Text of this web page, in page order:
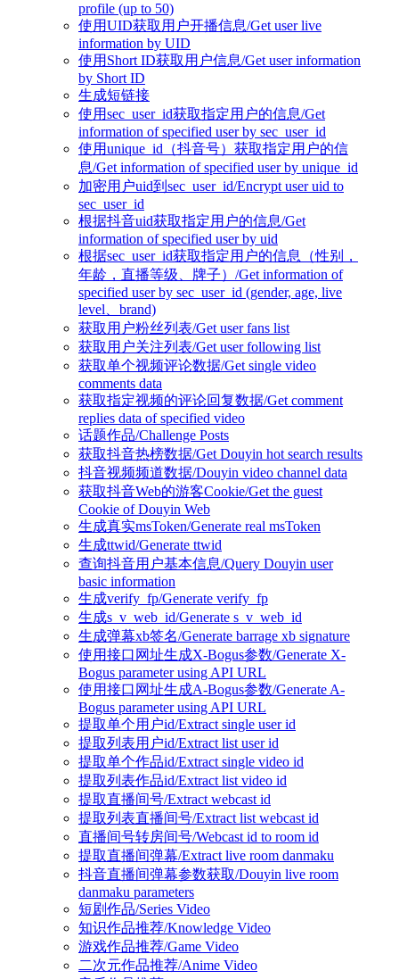
profile (up to 50)
使用UID获取用户开播信息/Get user live
information by UID
使用Short ID获取用户信息/Get user information
by Short ID
生成短链接
使用sec_user_id获取指定用户的信息/Get
information of specified user by sec_user_id
使用unique_id（抖音号）获取指定用户的信
息/Get information of specified user by unique_id
加密用户uid到sec_user_id/Encrypt user uid to
sec_user_id
根据抖音uid获取指定用户的信息/Get
information of specified user by uid
根据sec_user_id获取指定用户的信息（性别，
年龄，直播等级、牌子）/Get information of
specified user by sec_user_id (gender, age, live
level、brand)
获取用户粉丝列表/Get user fans list
获取用户关注列表/Get user following list
获取单个视频评论数据/Get single video
comments data
获取指定视频的评论回复数据/Get comment
replies data of specified video
话题作品/Challenge Posts
获取抖音热榜数据/Get Douyin hot search results
抖音视频频道数据/Douyin video channel data
获取抖音Web的游客Cookie/Get the guest
Cookie of Douyin Web
生成真实msToken/Generate real msToken
生成ttwid/Generate ttwid
查询抖音用户基本信息/Query Douyin user
basic information
生成verify_fp/Generate verify_fp
生成s_v_web_id/Generate s_v_web_id
生成弹幕xb签名/Generate barrage xb signature
使用接口网址生成X-Bogus参数/Generate X-
Bogus parameter using API URL
使用接口网址生成A-Bogus参数/Generate A-
Bogus parameter using API URL
提取单个用户id/Extract single user id
提取列表用户id/Extract list user id
提取单个作品id/Extract single video id
提取列表作品id/Extract list video id
提取直播间号/Extract webcast id
提取列表直播间号/Extract list webcast id
直播间号转房间号/Webcast id to room id
提取直播间弹幕/Extract live room danmaku
抖音直播间弹幕参数获取/Douyin live room
danmaku parameters
短剧作品/Series Video
知识作品推荐/Knowledge Video
游戏作品推荐/Game Video
二次元作品推荐/Anime Video